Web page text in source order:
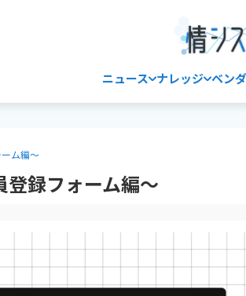
ニュース ナレッジ ベン
ム編〜
録フォーム編〜